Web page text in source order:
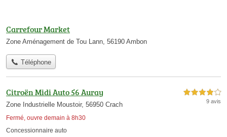
Carrefour Market
Zone Aménagement de Tou Lann, 56190 Ambon
Téléphone
Citroën Midi Auto 56 Auray
Zone Industrielle Moustoir, 56950 Crach
Fermé, ouvre demain à 8h30
4,0 étoiles sur 5
9 avis
Concessionnaire auto